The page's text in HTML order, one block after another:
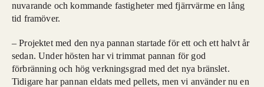
nuvarande och kommande fastigheter med fjärrvärme en lång
tid framöver.
– Projektet med den nya pannan startade för ett och ett halvt år
sedan. Under hösten har vi trimmat pannan för god
förbränning och hög verkningsgrad med det nya bränslet.
Tidigare har pannan eldats med pellets, men vi använder nu en